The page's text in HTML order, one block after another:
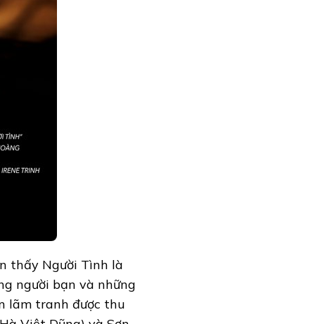
thấy Người Tình là
người bạn và những
lãm tranh được thu